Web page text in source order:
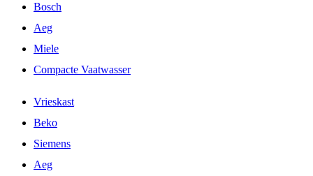
Bosch
Aeg
Miele
Compacte Vaatwasser
Vrieskast
Beko
Siemens
Aeg